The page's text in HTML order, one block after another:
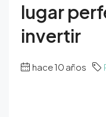
lugar
invertir
hace 10 años